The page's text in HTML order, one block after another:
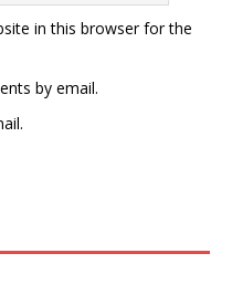
in this browser for the
by email.